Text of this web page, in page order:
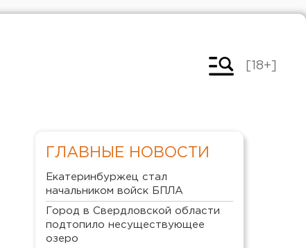
[18+]
ГЛАВНЫЕ НОВОСТИ
Екатеринбуржец стал
начальником войск БПЛА
Город в Свердловской области
подтопило несуществующее
озеро